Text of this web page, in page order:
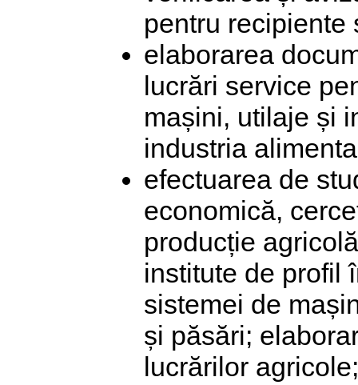
pentru recipiente
elaborarea
lucrări service
mașini, utilaje și
industria
efectuarea de
economică,
producție
institute de profil
sistemei de
și păsări;
lucrărilor agricole;